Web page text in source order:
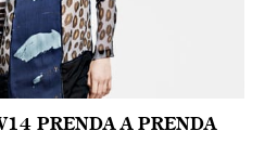
PRENDA A PRENDA